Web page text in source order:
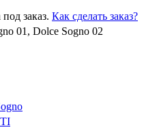
заказ. Как сделать заказ?
01, Dolce Sogno 02